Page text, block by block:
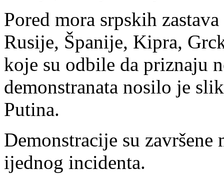
Pored mora srpskih
Rusije, Španije, Kipra,
koje su odbile da priznaju
demonstranata nosilo je
Putina.
Demonstracije su
ijednog incidenta.